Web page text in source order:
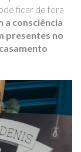
ficar de fora
a consciência
presentes no